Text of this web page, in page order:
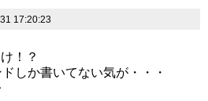
17:20:23
！？
しか書いてない気が・・・